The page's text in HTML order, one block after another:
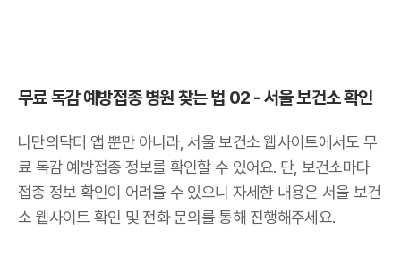
무료 독감 예방접종 병원 찾는 법 02 - 서울 보건소 확인
나만의닥터 앱 뿐만 아니라, 서울 보건소 웹사이트에서도 무
료 독감 예방접종 정보를 확인할 수 있어요. 단, 보건소마다
접종 정보 확인이 어려울 수 있으니 자세한 내용은 서울 보건
소 웹사이트 확인 및 전화 문의를 통해 진행해주세요.